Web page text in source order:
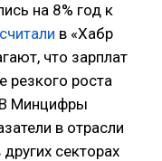
на 8% год к
в «Хабр
что зарплат
резкого роста
Минцифры
в отрасли
секторах